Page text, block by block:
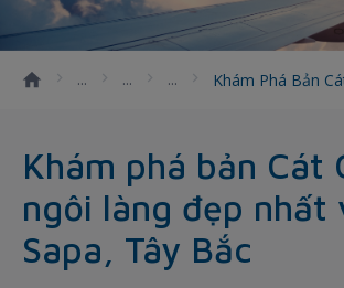
Khám Phá Bản
Khám phá bản Cát
ngôi làng đẹp nhất
Sapa, Tây Bắc